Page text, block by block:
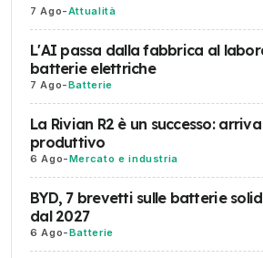
7 Ago-Attualità
L'AI passa dalla fabbrica al
batterie elettriche
7 Ago-Batterie
La Rivian R2 è un successo:
produttivo
6 Ago-Mercato e industria
BYD, 7 brevetti sulle batterie
dal 2027
6 Ago-Batterie